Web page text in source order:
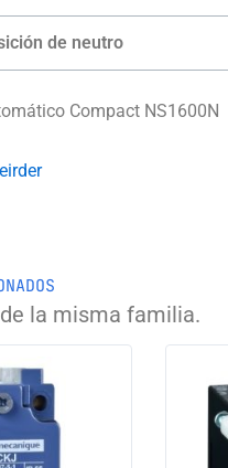
de neutro
Compact NS1600N
la misma familia.